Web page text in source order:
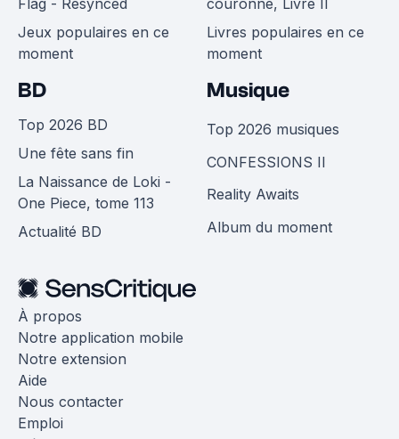
Flag - Resynced
Jeux populaires en ce
moment
couronne, Livre II
Livres populaires en ce
moment
BD
Top 2026 BD
Une fête sans fin
La Naissance de Loki -
One Piece, tome 113
Actualité BD
Musique
Top 2026 musiques
CONFESSIONS II
Reality Awaits
Album du moment
À propos
Notre application mobile
Notre extension
Aide
Nous contacter
Emploi